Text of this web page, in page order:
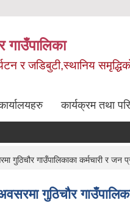
गाउँपालिका
र जडिबुटी,स्थानिय
कार्यक्रम तथा
गाउँपालिकाका कर्मचारी र जन
गुठिचौर